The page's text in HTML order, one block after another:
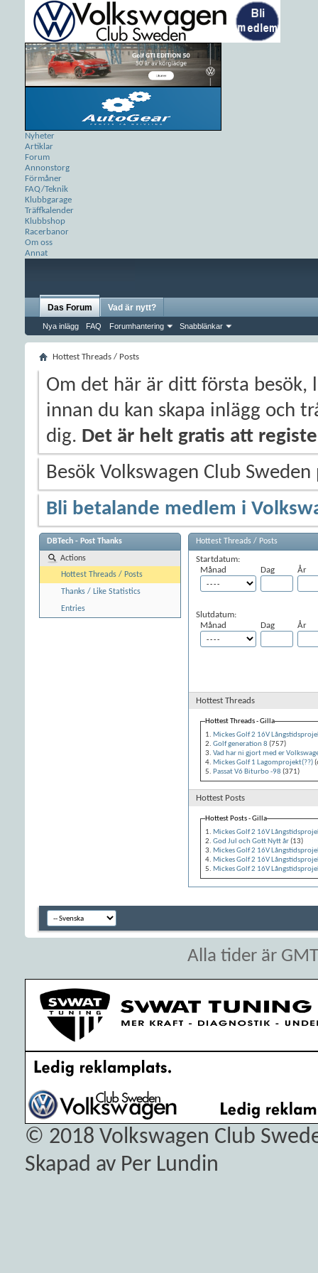
Nyheter
Artiklar
Forum
Annonstorg
Förmåner
FAQ/Teknik
Klubbgarage
Träffkalender
Klubbshop
Racerbanor
Om oss
Annat
Das Forum
Nya inlägg FAQ Forumhantering Snabblänkar
Vad är nytt?
Hottest Threads / Posts
Om det här är ditt första besök,
innan du kan skapa inlägg och
dig. Det är helt gratis att
Besök Volkswagen Club
Bli betalande medlem i
Hottest Threads / Posts
Startdatum:
Månad
Dag År
Slutdatum:
Månad
Dag År
Hottest Threads
Hottest Threads - Gilla
Mickes Golf 2 16V
Golf generation 8 (757)
Vad har ni gjort med er
Mickes Golf 1 Lagomprojekt(??)
Passat V6 Biturbo -98 (371)
Hottest Posts
Hottest Posts - Gilla
Mickes Golf 2 16V
God Jul och Gott Nytt år(13)
Mickes Golf 2 16V
Mickes Golf 2 16V
Mickes Golf 2 16V
DBTech - Post Thanks
Actions
Hottest Threads / Posts
Thanks / Like Statistics
Entries
Alla tider är
© 2018 Volkswagen Club
Skapad av Per Lundin